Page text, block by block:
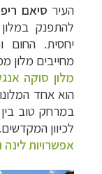
העיר סיאם ריפ
להתפנק
יחסית. החום
מחייבים מלון
מלון סוקה
הואאחד
במרחק טוב
לכיוון המקדשים.
אפשרויות